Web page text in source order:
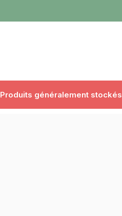
Produits généralement stockés